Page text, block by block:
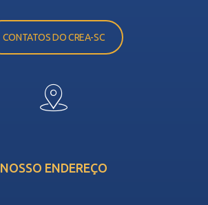
CONTATOS DO CREA-SC
NOSSO ENDEREÇO